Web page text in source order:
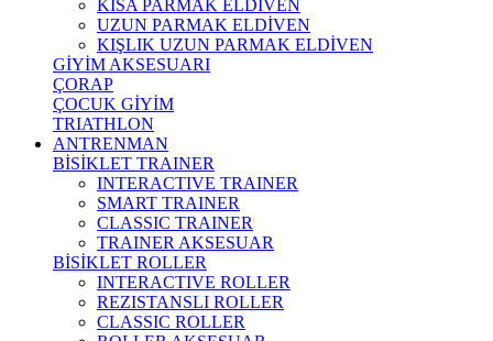
KISA PARMAK ELDİVEN
UZUN PARMAK ELDİVEN
KIŞLIK UZUN PARMAK ELDİVEN
GİYİM AKSESUARI
ÇORAP
ÇOCUK GİYİM
TRIATHLON
ANTRENMAN
BİSİKLET TRAINER
INTERACTIVE TRAINER
SMART TRAINER
CLASSIC TRAINER
TRAINER AKSESUAR
BİSİKLET ROLLER
INTERACTIVE ROLLER
REZISTANSLI ROLLER
CLASSIC ROLLER